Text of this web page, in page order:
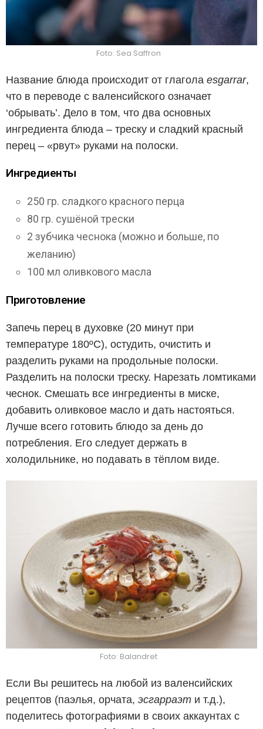
Foto: Sea Saffron
Название блюда происходит от глагола esgarrar,
что в переводе с валенсийского означает
‘обрывать’. Дело в том, что два основных
ингредиента блюда – треску и сладкий красный
перец – «рвут» руками на полоски.
Ингредиенты
250 гр. сладкого красного перца
80 гр. сушёной трески
2 зубчика чеснока (можно и больше, по
желанию)
100 мл оливкового масла
Приготовление
Запечь перец в духовке (20 минут при
температуре 180ºC), остудить, очистить и
разделить руками на продольные полоски.
Разделить на полоски треску. Нарезать ломтиками
чеснок. Смешать все ингредиенты в миске,
добавить оливковое масло и дать настояться.
Лучше всего готовить блюдо за день до
потребления. Его следует держать в
холодильнике, но подавать в тёплом виде.
Foto: Balandret
Если Вы решитесь на любой из валенсийских
рецептов (паэлья, орчата, эсгарраэт и т.д.),
поделитесь фотографиями в своих аккаунтах с